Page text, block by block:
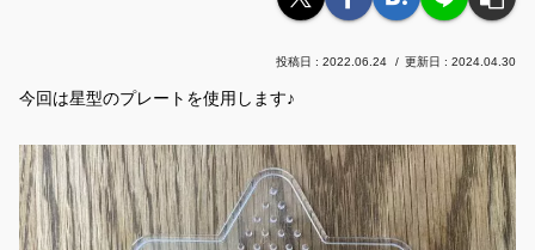
2022.06.24 2024.04.30
今回は星型のプレートを使用します♪